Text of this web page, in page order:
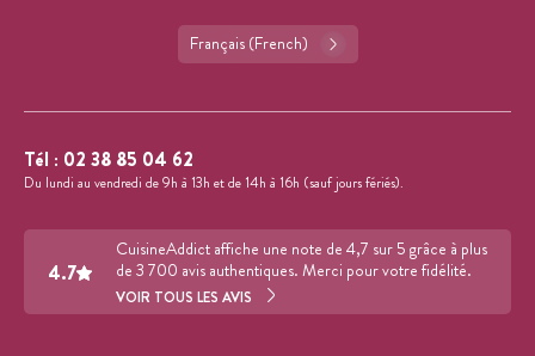
Français (French)
Tél : 02 38 85 04 62
Du lundi au vendredi de 9h à 13h et de 14h à 16h (sauf jours fériés).
4.7
CuisineAddict affiche une note de 4,7 sur 5 grâce à plus
de 3 700 avis authentiques. Merci pour votre fidélité.
VOIR TOUS LES AVIS